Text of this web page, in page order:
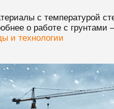
с температурой
о работе с грунтами
и технологии